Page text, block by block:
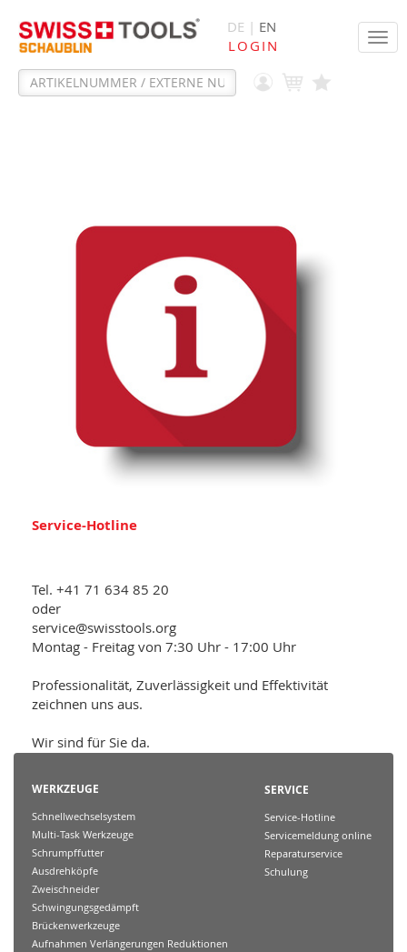
DE | EN
LOGIN
Service-Hotline
Tel. +41 71 634 85 20
oder
service@swisstools.org
Montag - Freitag von 7:30 Uhr - 17:00 Uhr
Professionalität, Zuverlässigkeit und Effektivität
zeichnen uns aus.
Wir sind für Sie da.
WERKZEUGE
Schnellwechselsystem
Multi-Task Werkzeuge
Schrumpffutter
Ausdrehköpfe
Zweischneider
Schwingungsgedämpft
Brückenwerkzeuge
Aufnahmen Verlängerungen Reduktionen
SERVICE
Service-Hotline
Servicemeldung online
Reparaturservice
Schulung